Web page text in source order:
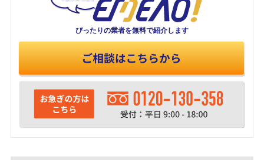
ぴったりの業者を無料で紹介します